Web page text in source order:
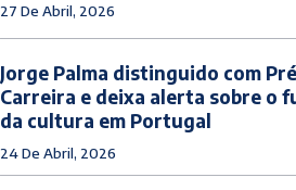
27 De Abril, 2026
Jorge Palma distinguido com
Carreira e deixa alerta sobre o
da cultura em Portugal
24 De Abril, 2026